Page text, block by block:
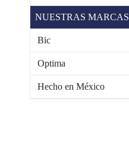
NUESTRAS MARCAS
Bic
Optima
Hecho en México